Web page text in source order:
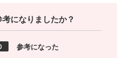
になりましたか？
参考になった